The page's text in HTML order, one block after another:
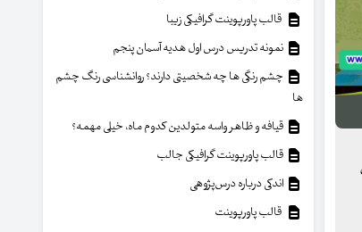
قالب پاورپوینت گرافیکی زیبا
نمونه تدریس درس اول هدیه آسمان پنجم
چشم رنگی ها چه شخصیتی دارند؟ روانشناسی رنگ چشم
ها
قیافه و ظاهر واسه متولدین کدوم ماه، خیلی مهمه؟
قالب پاورپوینت گرافیکی جالب
اندکی درباره درس‌پژوهی
قالب پاورپوینت